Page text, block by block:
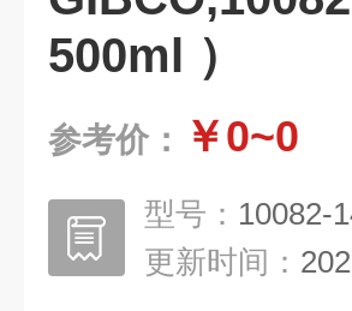
500ml ）
参考价： ￥0~0
型号： 10082-
更新时间：